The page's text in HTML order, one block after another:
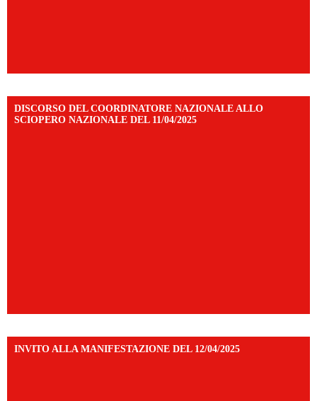
DISCORSO DEL COORDINATORE NAZIONALE ALLO
SCIOPERO NAZIONALE DEL 11/04/2025
INVITO ALLA MANIFESTAZIONE DEL 12/04/2025